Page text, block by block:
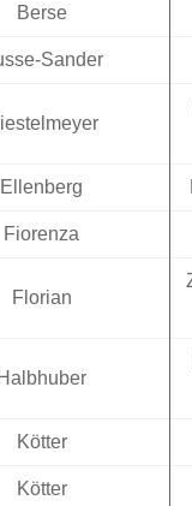
Berse
Sander
Ellenberg
Fiorenza
Florian
Halbhuber
Kötter
Kötter